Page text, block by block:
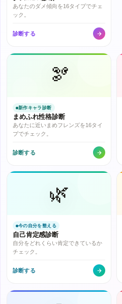
あなたのダメ傾向を16タイプでチェ
ック。
診断する
🫘
新作キャラ診断
まめふれ性格診断
あなたに近いまめフレンズを16タイ
プでチェック。
診断する
🌿
今の自分を整える
自己肯定感診断
自分をどれくらい肯定できているか
チェック。
診断する